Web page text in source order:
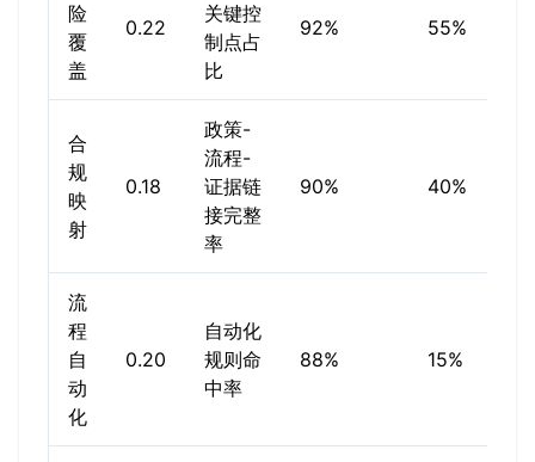
险
覆
盖
0.22
关键控
制点占
比
92% 55%
合
规
映
射
0.18
政策-
流程-
证据链
接完整
率
90% 40%
流
程
自
动
化
0.20
自动化
规则命
中率
88% 15%